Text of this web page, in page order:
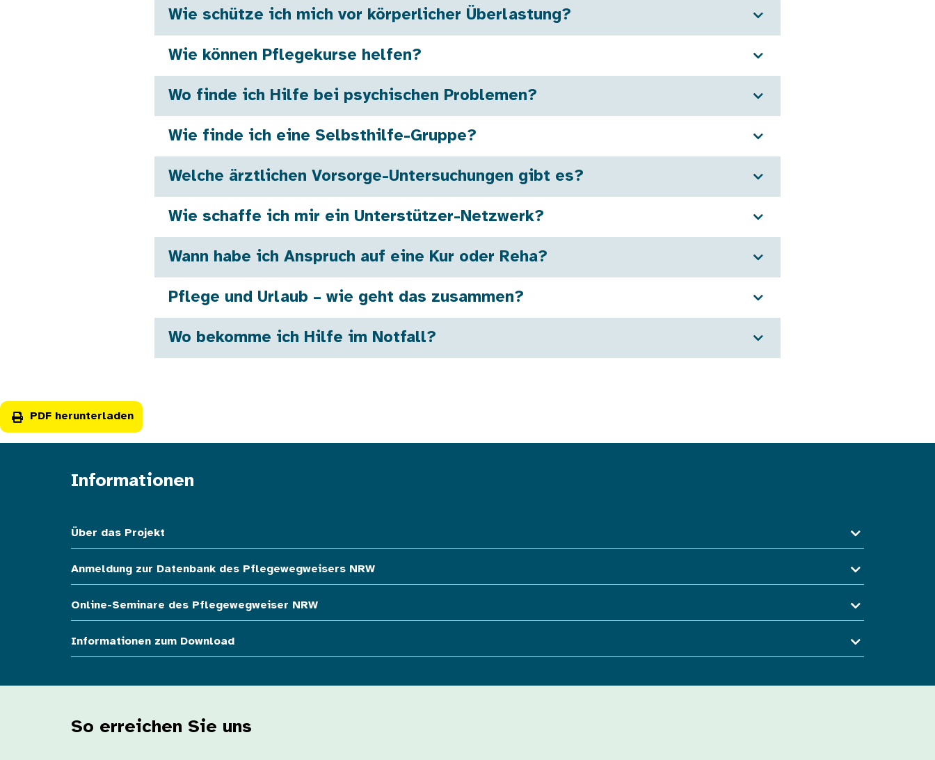
Wie schütze ich mich vor körperlicher Überlastung?
Wie können Pflegekurse helfen?
Wo finde ich Hilfe bei psychischen Problemen?
Wie finde ich eine Selbsthilfe-Gruppe?
Welche ärztlichen Vorsorge-Untersuchungen gibt es?
Wie schaffe ich mir ein Unterstützer-Netzwerk?
Wann habe ich Anspruch auf eine Kur oder Reha?
Pflege und Urlaub – wie geht das zusammen?
Wo bekomme ich Hilfe im Notfall?
PDF herunterladen
Informationen
Über das Projekt
Anmeldung zur Datenbank des Pflegewegweisers NRW
Online-Seminare des Pflegewegweiser NRW
Informationen zum Download
So erreichen Sie uns